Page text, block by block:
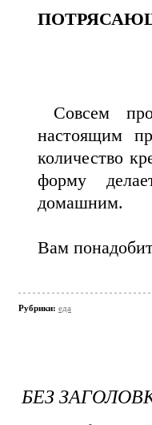
Совсем
настоящим
количество
форму
домашним.
Вам
Рубрики: еда
БЕЗ